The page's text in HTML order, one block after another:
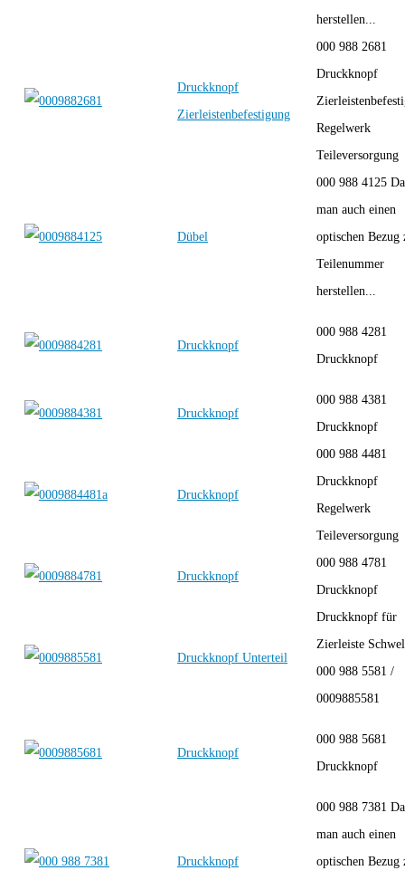
herstellen...
Druckknopf
Zierleistenbefestigung
000 988 2681
Druckknopf
Regelwerk
Teileversorgung
Dübel
000 988 4125
man auch einen
optischen Bezug
Teilenummer
herstellen...
Druckknopf
000 988 4281
Druckknopf
Druckknopf
000 988 4381
Druckknopf
Druckknopf
000 988 4481
Druckknopf
Regelwerk
Teileversorgung
Druckknopf
000 988 4781
Druckknopf
Druckknopf Unterteil
Druckknopf für
Zierleiste
000 988 5581 /
0009885581
Druckknopf
000 988 5681
Druckknopf
Druckknopf
000 988 7381
man auch einen
optischen Bezug